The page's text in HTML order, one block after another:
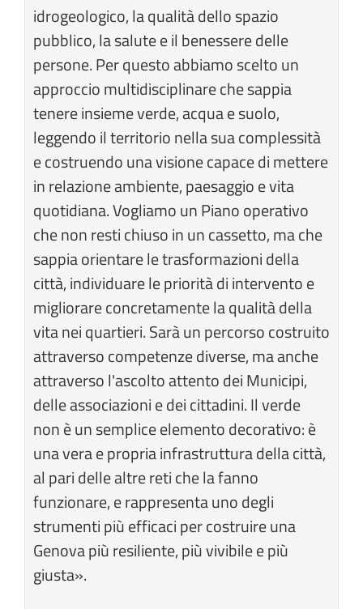
idrogeologico, la qualità dello spazio
pubblico, la salute e il benessere delle
persone. Per questo abbiamo scelto un
approccio multidisciplinare che sappia
tenere insieme verde, acqua e suolo,
leggendo il territorio nella sua complessità
e costruendo una visione capace di mettere
in relazione ambiente, paesaggio e vita
quotidiana. Vogliamo un Piano operativo
che non resti chiuso in un cassetto, ma che
sappia orientare le trasformazioni della
città, individuare le priorità di intervento e
migliorare concretamente la qualità della
vita nei quartieri. Sarà un percorso costruito
attraverso competenze diverse, ma anche
attraverso l'ascolto attento dei Municipi,
delle associazioni e dei cittadini. Il verde
non è un semplice elemento decorativo: è
una vera e propria infrastruttura della città,
al pari delle altre reti che la fanno
funzionare, e rappresenta uno degli
strumenti più efficaci per costruire una
Genova più resiliente, più vivibile e più
giusta».